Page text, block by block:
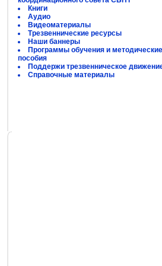
Книги
Аудио
Видеоматериалы
Трезвеннические ресурсы
Наши баннеры
Программы обучения и методические
пособия
Поддержи трезвенническое
Справочные материалы